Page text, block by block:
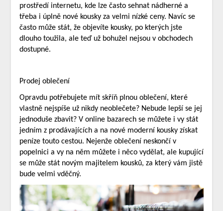
prostředí internetu, kde lze často sehnat nádherné a
třeba i úplně nové kousky za velmi nízké ceny. Navíc se
často může stát, že objevíte kousky, po kterých jste
dlouho toužila, ale teď už bohužel nejsou v obchodech
dostupné.
Prodej oblečení
Opravdu potřebujete mít skříň plnou oblečení, které
vlastně nejspíše už nikdy neoblečete? Nebude lepší se jej
jednoduše zbavit? V online bazarech se můžete i vy stát
jedním z prodávajících a na nové moderní kousky získat
peníze touto cestou. Nejenže oblečení neskončí v
popelnici a vy na něm můžete i něco vydělat, ale kupující
se může stát novým majitelem kousků, za který vám jistě
bude velmi vděčný.